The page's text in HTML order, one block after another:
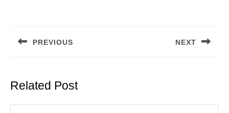
PREVIOUS NEXT
Related Post